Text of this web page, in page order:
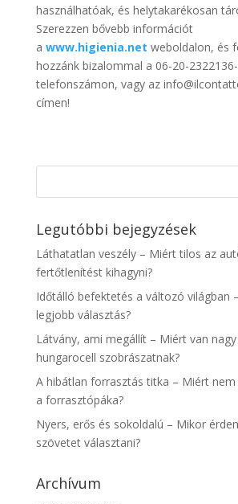
használhatóak, és helytakarékosan
Szerezzen bővebb információt
a www.higienia.net weboldalon, és
hozzánk bizalommal a 06-20-
telefonszámon, vagy az
címen!
Legutóbbi bejegyzések
Láthatatlan veszély – Miért tilos az
fertőtlenítést kihagyni?
Időtálló befektetés a változó világban
legjobb választás?
Látvány, ami megállít – Miért van
hungarocell szobrászatnak?
A hibátlan forrasztás titka – Miért
a forrasztópáka?
Nyers, erős és sokoldalú – Mikor
szövetet választani?
Archívum